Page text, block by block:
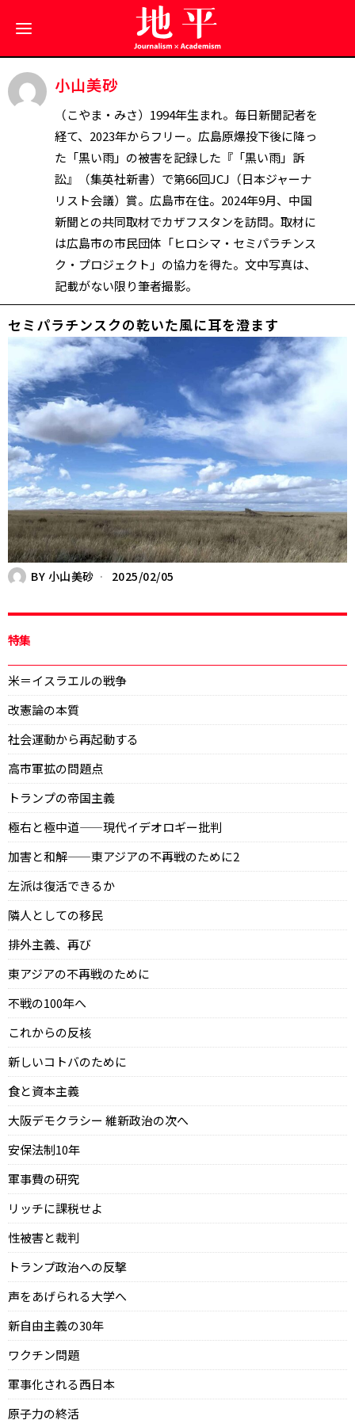
小山美砂
（こやま・みさ）1994年生まれ。毎日新聞記者を
経て、2023年からフリー。広島原爆投下後に降っ
た「黒い雨」の被害を記録した『「黒い雨」訴
訟』（集英社新書）で第66回JCJ（日本ジャーナ
リスト会議）賞。広島市在住。2024年9月、中国
新聞との共同取材でカザフスタンを訪問。取材に
は広島市の市民団体「ヒロシマ・セミパラチンス
ク・プロジェクト」の協力を得た。文中写真は、
記載がない限り筆者撮影。
セミパラチンスクの乾いた風に耳を澄ます
BY 小山美砂 2025/02/05
特集
米＝イスラエルの戦争
改憲論の本質
社会運動から再起動する
高市軍拡の問題点
トランプの帝国主義
極右と極中道——現代イデオロギー批判
加害と和解——東アジアの不再戦のために2
左派は復活できるか
隣人としての移民
排外主義、再び
東アジアの不再戦のために
不戦の100年へ
これからの反核
新しいコトバのために
食と資本主義
大阪デモクラシー 維新政治の次へ
安保法制10年
軍事費の研究
リッチに課税せよ
性被害と裁判
トランプ政治への反撃
声をあげられる大学へ
新自由主義の30年
ワクチン問題
軍事化される西日本
原子力の終活